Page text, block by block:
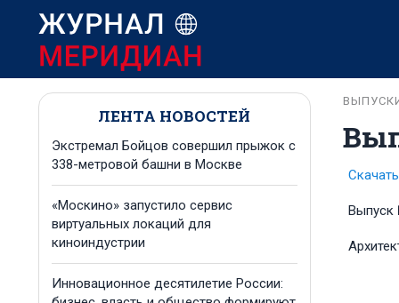
ЛЕНТА НОВОСТЕЙ
Экстремал Бойцов совершил прыжок с
338-метровой башни в Москве
«Москино» запустило сервис
виртуальных локаций для
киноиндустрии
Инновационное десятилетие России:
Выпуск